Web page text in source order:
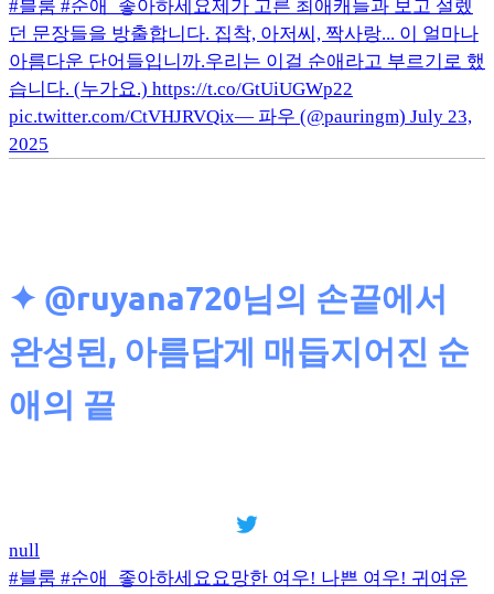
#블룸 #순애_좋아하세요제가 고른 최애캐들과 보고 설렜
던 문장들을 방출합니다. 집착, 아저씨, 짝사랑... 이 얼마나
아름다운 단어들입니까.우리는 이걸 순애라고 부르기로 했
습니다. (누가요.) https://t.co/GtUiUGWp22
pic.twitter.com/CtVHJRVQix— 파우 (@pauringm) July 23,
2025
✦ @ruyana720님의 손끝에서
완성된, 아름답게 매듭지어진 순
애의 끝
null
#블룸 #순애_좋아하세요요망한 여우! 나쁜 여우! 귀여운